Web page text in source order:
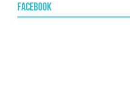
Facebook